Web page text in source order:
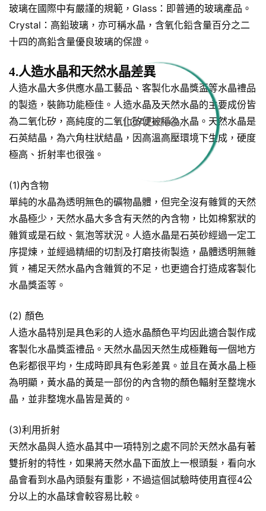
LOADING...
玻璃在國際中有嚴謹的規範，Glass：即普通的玻璃產品。
Crystal：高鉛玻璃，亦可稱水晶，含氧化鉛含量百分之二
十四的高鉛含量優良玻璃的保證。
4.人造水晶和天然水晶差異
人造水晶大多供應水晶工藝品、客製化水晶獎盃等水晶禮品
的製造，裝飾功能極佳。人造水晶及天然水晶的主要成份皆
為二氧化矽，高純度的二氧化矽便被稱為水晶。天然水晶是
石英結晶，為六角柱狀結晶，因高溫高壓環境下生成，硬度
極高、折射率也很強。
(1)內含物
單純的水晶為透明無色的礦物晶體，但完全沒有雜質的天然
水晶極少，天然水晶大多含有天然的內含物，比如棉絮狀的
雜質或是石紋、氣泡等狀況。人造水晶是石英砂經過一定工
序提煉，並經過精細的切割及打磨技術製造，晶體透明無雜
質，補足天然水晶內含雜質的不足，也更適合打造成客製化
水晶獎盃等。
(2) 顏色
人造水晶特別是具色彩的人造水晶顏色平均因此適合製作成
客製化水晶獎盃禮品。天然水晶因天然生成極難每一個地方
色彩都很平均，生成時即具有色彩差異。並且在黃水晶上極
為明顯，黃水晶的黃是一部份的內含物的顏色輻射至整塊水
晶，並非整塊水晶皆是黃的。
(3)利用折射
天然水晶與人造水晶其中一項特別之處不同於天然水晶有著
雙折射的特性，如果將天然水晶下面放上一根頭髮，看向水
晶會看到水晶內頭髮有重影，不過這個試驗時使用直徑4公
分以上的水晶球會較容易比較。